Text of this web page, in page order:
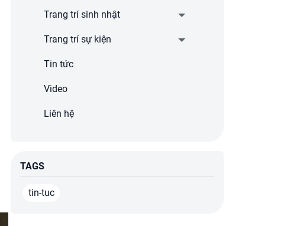
Trang trí sinh nhật
Trang trí sự kiện
Tin tức
Video
Liên hệ
TAGS
tin-tuc